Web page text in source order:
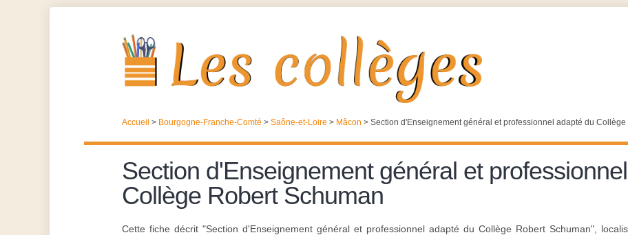
Accueil > Bourgogne-Franche-Comté > Saône-et-Loire > Mâcon > Section d'Enseignement général et professionnel adapté du Collège
Section d'Enseignement général et
Collège Robert Schuman
Cette fiche décrit "Section d'Enseignement général et professionnel adapté du Collège Robert Schuman",